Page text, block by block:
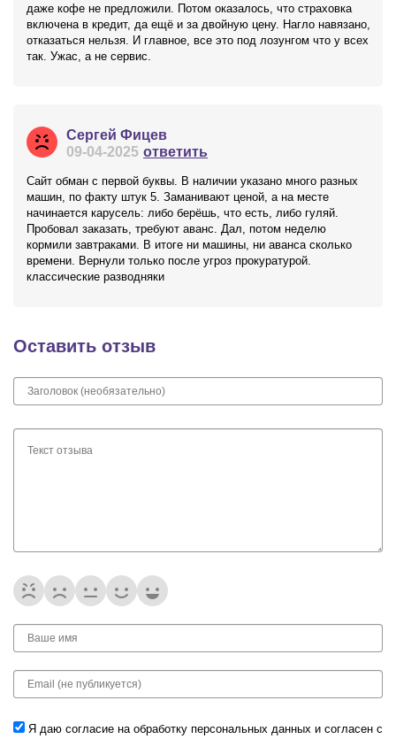
даже кофе не предложили. Потом оказалось, что страховка
включена в кредит, да ещё и за двойную цену. Нагло навязано,
отказаться нельзя. И главное, все это под лозунгом что у всех
так. Ужас, а не сервис.
Сергей Фицев
09-04-2025 ответить
Сайт обман с первой буквы. В наличии указано много разных
машин, по факту штук 5. Заманивают ценой, а на месте
начинается карусель: либо берёшь, что есть, либо гуляй.
Пробовал заказать, требуют аванс. Дал, потом неделю
кормили завтраками. В итоге ни машины, ни аванса сколько
времени. Вернули только после угроз прокуратурой.
классические разводняки
Оставить отзыв
Я даю согласие на обработку персональных данных и согласен с